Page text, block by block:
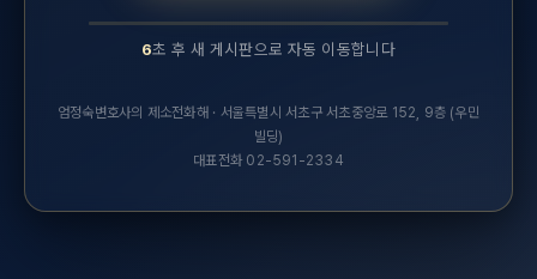
6초 후 새 게시판으로 자동 이동합니다
엄정숙변호사의 제소전화해 · 서울특별시 서초구 서초중앙로 152, 9층 (우민
빌딩)
대표전화 02-591-2334